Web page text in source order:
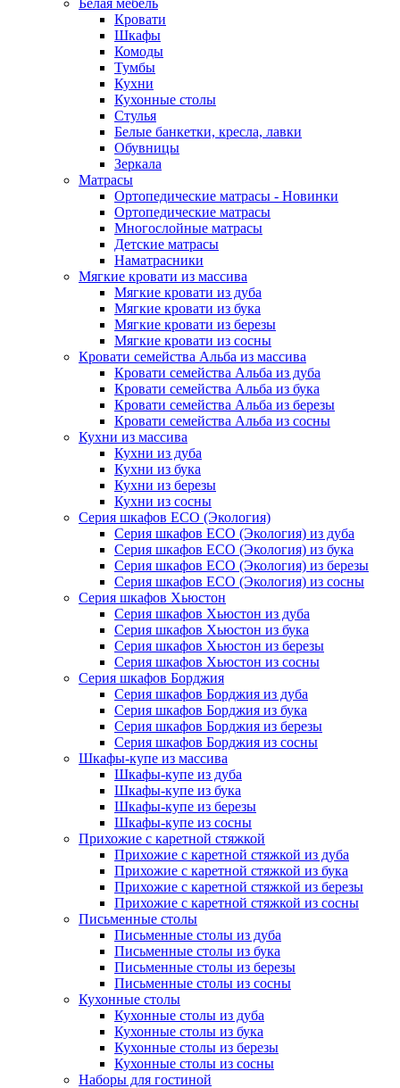
Белая мебель
Кровати
Шкафы
Комоды
Тумбы
Кухни
Кухонные столы
Стулья
Белые банкетки, кресла, лавки
Обувницы
Зеркала
Матрасы
Ортопедические матрасы - Новинки
Ортопедические матрасы
Многослойные матрасы
Детские матрасы
Наматрасники
Мягкие кровати из массива
Мягкие кровати из дуба
Мягкие кровати из бука
Мягкие кровати из березы
Мягкие кровати из сосны
Кровати семейства Альба из массива
Кровати семейства Альба из дуба
Кровати семейства Альба из бука
Кровати семейства Альба из березы
Кровати семейства Альба из сосны
Кухни из массива
Кухни из дуба
Кухни из бука
Кухни из березы
Кухни из сосны
Серия шкафов ECO (Экология)
Серия шкафов ECO (Экология) из дуба
Серия шкафов ECO (Экология) из бука
Серия шкафов ECO (Экология) из березы
Серия шкафов ECO (Экология) из сосны
Серия шкафов Хьюстон
Серия шкафов Хьюстон из дуба
Серия шкафов Хьюстон из бука
Серия шкафов Хьюстон из березы
Серия шкафов Хьюстон из сосны
Серия шкафов Борджия
Серия шкафов Борджия из дуба
Серия шкафов Борджия из бука
Серия шкафов Борджия из березы
Серия шкафов Борджия из сосны
Шкафы-купе из массива
Шкафы-купе из дуба
Шкафы-купе из бука
Шкафы-купе из березы
Шкафы-купе из сосны
Прихожие с каретной стяжкой
Прихожие с каретной стяжкой из дуба
Прихожие с каретной стяжкой из бука
Прихожие с каретной стяжкой из березы
Прихожие с каретной стяжкой из сосны
Письменные столы
Письменные столы из дуба
Письменные столы из бука
Письменные столы из березы
Письменные столы из сосны
Кухонные столы
Кухонные столы из дуба
Кухонные столы из бука
Кухонные столы из березы
Кухонные столы из сосны
Наборы для гостиной